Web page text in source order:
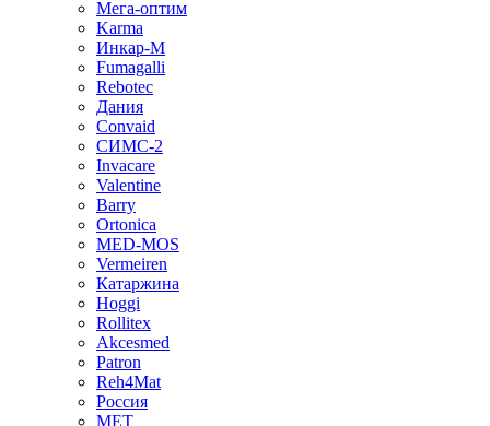
Мега-оптим
Karma
Инкар-М
Fumagalli
Rebotec
Дания
Convaid
СИМС-2
Invacare
Valentine
Barry
Ortonica
MED-MOS
Vermeiren
Катаржина
Hoggi
Rollitex
Akcesmed
Patron
Reh4Mat
Россия
МЕТ